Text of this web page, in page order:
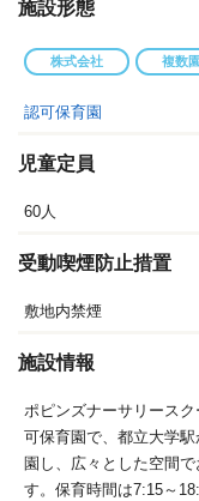
施設形態
株式会社 複数
認可保育園
児童定員
60人
受動喫煙防止措置
敷地内禁煙
施設情報
ポピンズナーサリース
可保育園で、都立大学
園し、広々とした空間
す。保育時間は7:15～